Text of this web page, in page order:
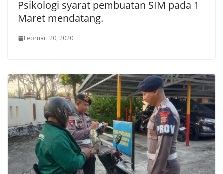
Psikologi syarat pembuatan SIM pada 1
Maret mendatang.
Februari 20, 2020